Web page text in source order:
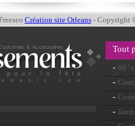
Création site Orleans- Copyright ©
Tout
- 60 '
-
-
-